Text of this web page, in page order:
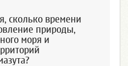
сколько времени
природы,
моря и